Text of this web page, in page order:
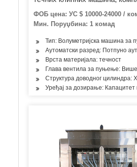
за паковање флаша са
средство за дезинфекцију
паста / алкохолни гел /
ФОБ цена: УС $ 10000-24000 /
Мин. Поруџбина: 1 комад
Тип: Волуметријска машина за
Аутоматски разред: Потпуно
Врста материјала: течност
Глава вентила за пуњење:
Структура доводног цилиндра:
Уређај за дозирање: